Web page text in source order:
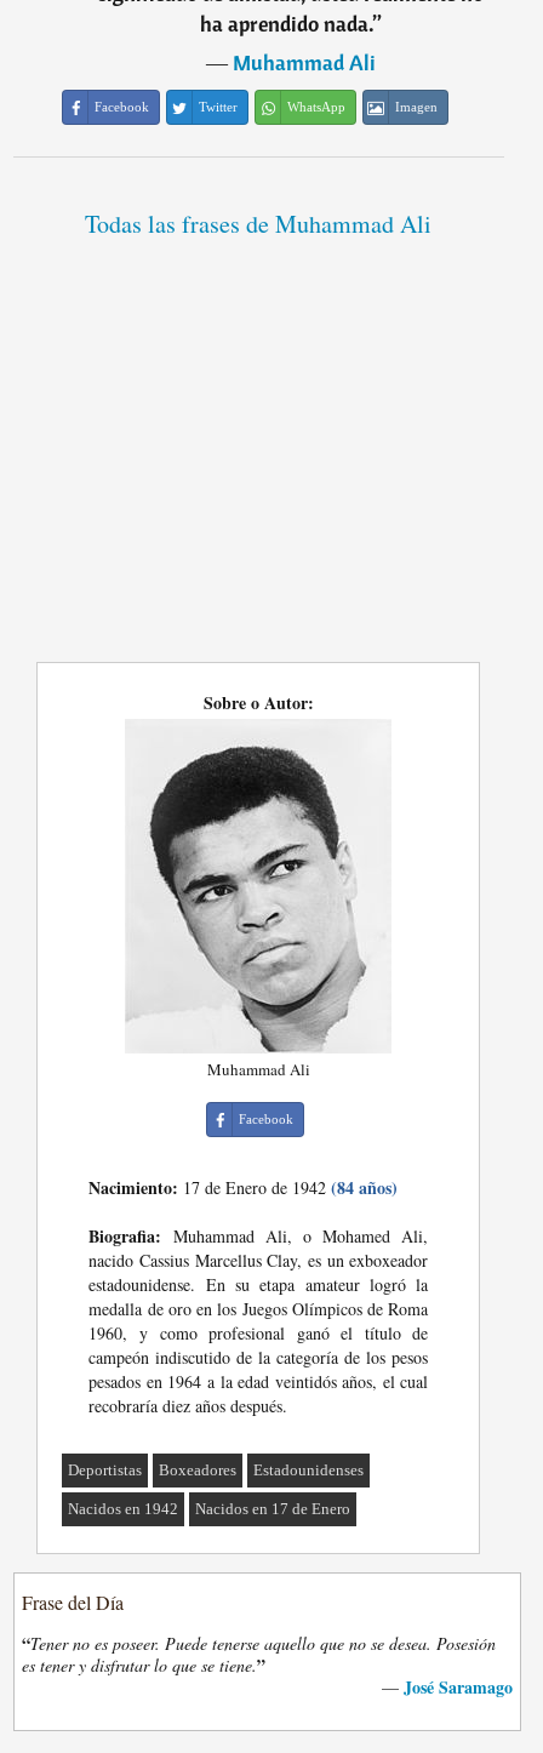
ha aprendido nada.”
―Muhammad Ali
Facebook Twitter WhatsApp Imagen
Todas las frases de Muhammad Ali
Sobre o Autor:
Muhammad Ali
Facebook
Nacimiento: 17 de Enero de 1942(84 años)
Biografia: Muhammad Ali, o Mohamed Ali,
nacido Cassius Marcellus Clay, es un exboxeador
estadounidense. En su etapa amateur logró la
medalla de oro en los Juegos Olímpicos de Roma
1960, y como profesional ganó el título de
campeón indiscutido de la categoría de los pesos
pesados en 1964 a la edad veintidós años, el cual
recobraría diez años después.
Deportistas Boxeadores Estadounidenses
Nacidos en 1942 Nacidos en 17 de Enero
Frase del Día
“Tener no es poseer. Puede tenerse aquello que no se desea. Posesión
es tener y disfrutar lo que se tiene.”
— José Saramago